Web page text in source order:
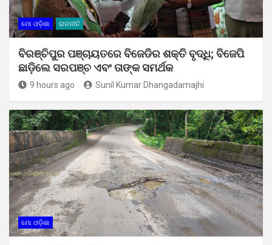
ମୋ ଓଡ଼ିଶା ରାଜନୀତି
ବିରଞ୍ଚିପୁର ପଞ୍ଚାୟତରେ ବିଜେଡିର ଶକ୍ତି ବୃଦ୍ଧି; ବିଜେପି
ଛାଡ଼ିଲେ ସରପଞ୍ଚ ଏବଂ ତାଙ୍କ ସମର୍ଥକ
9 hours ago Sunil Kumar Dhangadamajhi
ମୋ ଓଡ଼ିଶା